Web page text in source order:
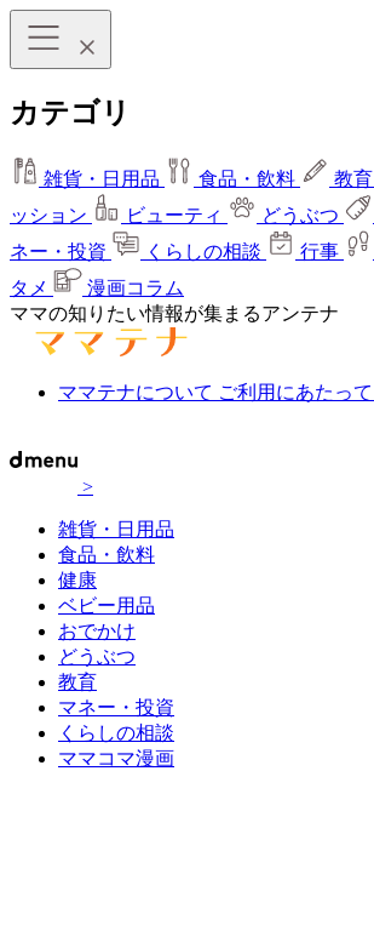
カテゴリ
雑貨・日用品 食品・飲料 教育
ッション
ビューティ どうぶつ
ネー・投資
くらしの相談 行事
タメ
漫画コラム
ママの知りたい情報が集まるアンテナ
ママテナについて ご利用にあたって
>
雑貨・日用品
食品・飲料
健康
ベビー用品
おでかけ
どうぶつ
教育
マネー・投資
くらしの相談
ママコマ漫画